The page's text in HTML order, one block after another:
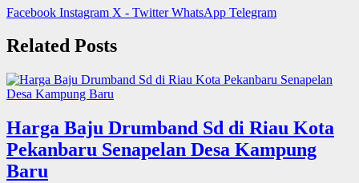
Facebook Instagram X - Twitter WhatsApp Telegram
Related Posts
Harga Baju Drumband Sd di Riau Kota
Pekanbaru Senapelan Desa Kampung
Baru